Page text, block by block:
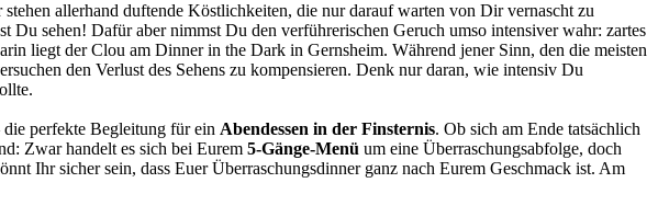
allerhand duftende Köstlichkeiten, die nur darauf warten von Dir vernascht zu
sehen! Dafür aber nimmst Du den verführerischen Geruch umso intensiver wahr: zartes
liegt der Clou am Dinner in the Dark in Gernsheim. Während jener Sinn, den die meisten
den Verlust des Sehens zu kompensieren. Denk nur daran, wie intensiv Du
perfekte Begleitung für ein Abendessen in der Finsternis. Ob sich am Ende tatsächlich
Zwar handelt es sich bei Eurem 5-Gänge-Menü um eine Überraschungsabfolge, doch
Ihr sicher sein, dass Euer Überraschungsdinner ganz nach Eurem Geschmack ist. Am